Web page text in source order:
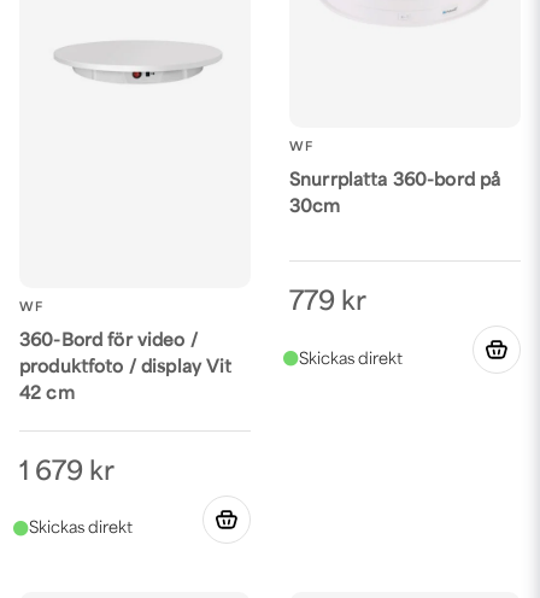
WF
360-Bord för video /
produktfoto / display Vit
42 cm
1 679 kr
WF
Snurrplatta 360-bord på
30cm
779 kr